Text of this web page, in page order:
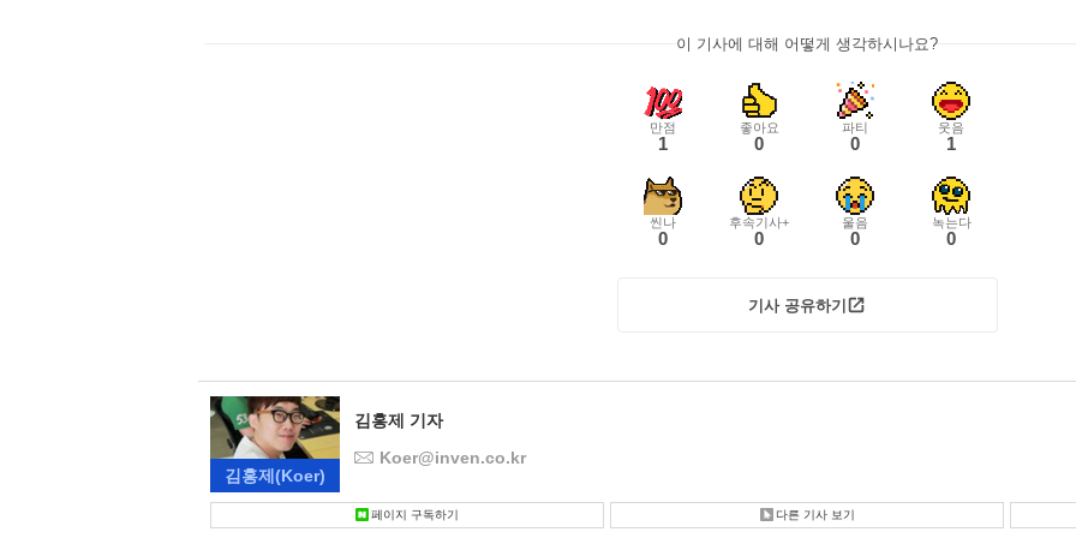
이 기사에 대해 어떻게 생각하시나요?
만점
1
좋아요
0
파티
0
웃음
1
씬나
0
후속기사+
0
울음
0
녹는다
0
기사 공유하기
김홍제 (Koer)
김홍제 기자
Koer@inven.co.kr
페이지 구독하기 다른 기사 보기